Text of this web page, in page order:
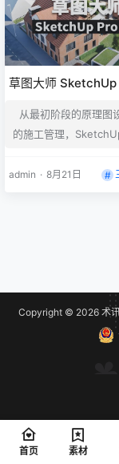
草图大师
从最初阶段的原理图
的施工管理，
设计开发、细部、文
ll-2025-0-575-
admin · 8月21日
Copyright © 2026术
首页 素材